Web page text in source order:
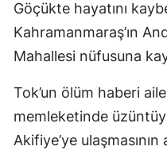
Göçükte hayatını
Kahramanmaraş’ın
Mahallesi nüfusuna
Tok’un ölüm haberi
memleketinde
Akifiye’ye ulaşmasının